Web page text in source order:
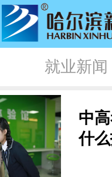
就业新闻
中
什